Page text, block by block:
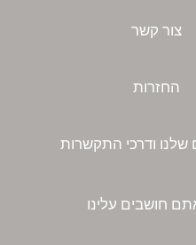
צור קשר
החזרות
ודרכי התקשרות
חושבים עלינו